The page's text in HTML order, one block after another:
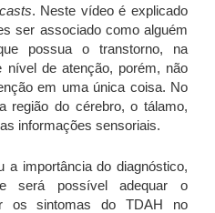
. Neste vídeo é explicado
ser associado como alguém
possua o transtorno, na
nível de atenção, porém, não
em uma única coisa. No
região do cérebro, o tálamo,
informações sensoriais.
a importância do diagnóstico,
será possível adequar o
os sintomas do TDAH no